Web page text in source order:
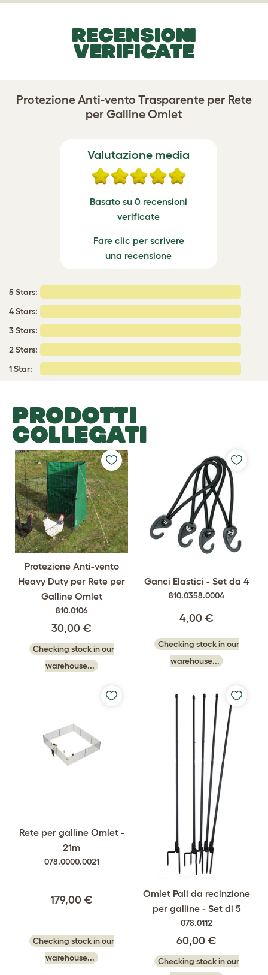
RECENSIONI
VERIFICATE
Protezione Anti-vento Trasparente per Rete
per Galline Omlet
Valutazione media
Basato su 0 recensioni
verificate
Fare clic per scrivere
una recensione
5 Stars:
4 Stars:
3 Stars:
2 Stars:
1 Star:
PRODOTTI
COLLEGATI
Protezione Anti-vento
Heavy Duty per Rete per
Galline Omlet
810.0106
30,00 €
Checking stock in our
warehouse...
Ganci Elastici - Set da 4
810.0358.0004
4,00 €
Checking stock in our
warehouse...
Rete per galline Omlet -
21m
078.0000.0021
179,00 €
Checking stock in our
warehouse...
Omlet Pali da recinzione
per galline - Set di 5
078.0112
60,00 €
Checking stock in our